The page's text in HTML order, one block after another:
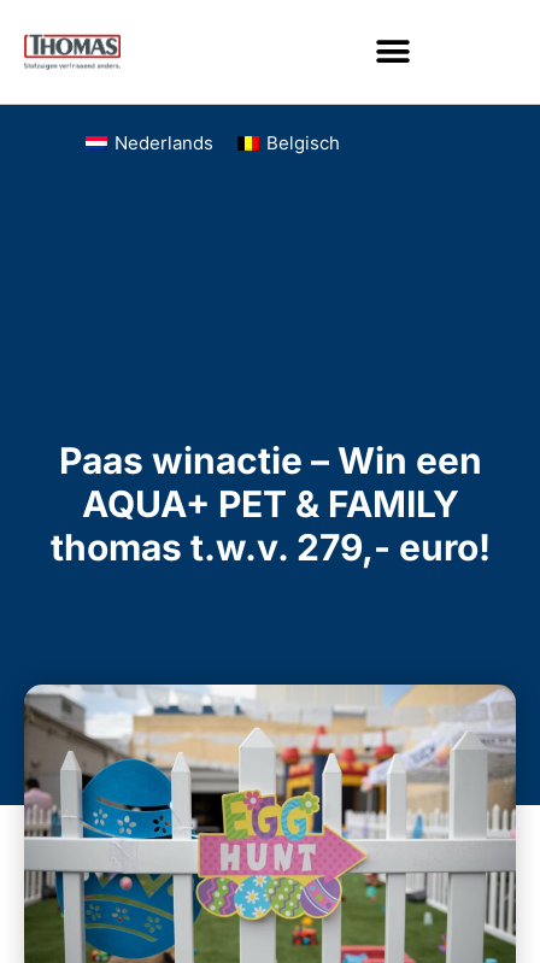
Nederlands Belgisch
Paas winactie – Win een
AQUA+ PET & FAMILY
thomas t.w.v. 279,- euro!